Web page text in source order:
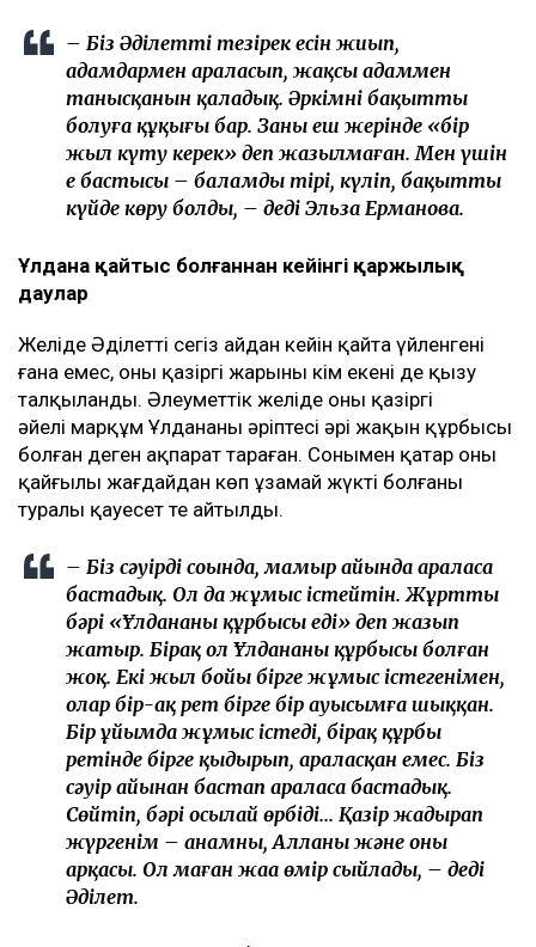
– Біз Әділеттің тезірек есін жиып,
адамдармен араласып, жақсы адаммен
танысқанын қаладық. Әркімнің бақытты
болуға құқығы бар. Заңның еш жерінде «бір
жыл күту керек» деп жазылмаған. Мен үшін
ең бастысы – баламды тірі, күліп, бақытты
күйде көру болды, – деді Эльза Ерманова.
Ұлдана қайтыс болғаннан кейінгі қаржылық
даулар
Желіде Әділеттің сегіз айдан кейін қайта үйленгені
ғана емес, оның қазіргі жарының кім екені де қызу
талқыланды. Әлеуметтік желіде оның қазіргі
әйелі марқұм Ұлдананың әріптесі әрі жақын құрбысы
болған деген ақпарат тараған. Сонымен қатар оның
қайғылы жағдайдан көп ұзамай жүкті болғаны
туралы қауесет те айтылды.
– Біз сәуірдің соңында, мамыр айында араласа
бастадық. Ол да жұмыс істейтін. Жұрттың
бәрі «Ұлдананың құрбысы еді» деп жазып
жатыр. Бірақ ол Ұлдананың құрбысы болған
жоқ. Екі жыл бойы бірге жұмыс істегенімен,
олар бір-ақ рет бірге бір ауысымға шыққан.
Бір ұйымда жұмыс істеді, бірақ құрбы
ретінде бірге қыдырып, араласқан емес. Біз
сәуір айынан бастап араласа бастадық.
Сөйтіп, бәрі осылай өрбіді... Қазір жадырап
жүргенім – анамның, Алланың және оның
арқасы. Ол маған жаңа өмір сыйлады, – деді
Әділет.